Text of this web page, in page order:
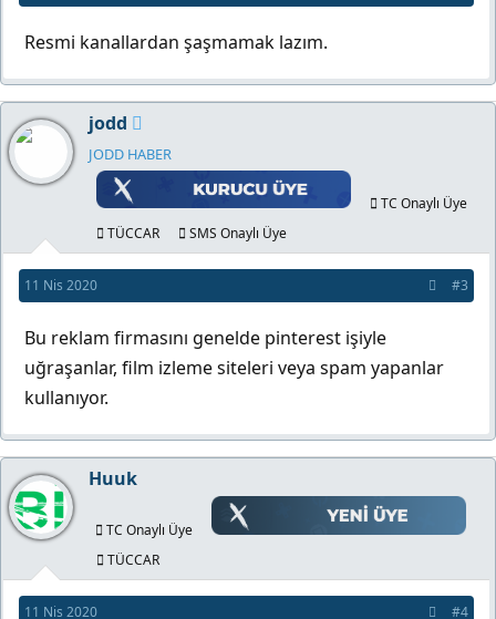
Resmi kanallardan şaşmamak lazım.
jodd
JODD HABER
TC Onaylı Üye
TÜCCAR
SMS Onaylı Üye
11 Nis 2020 #3
Bu reklam firmasını genelde pinterest işiyle
uğraşanlar, film izleme siteleri veya spam yapanlar
kullanıyor.
Huuk
TC Onaylı Üye
TÜCCAR
11 Nis 2020 #4